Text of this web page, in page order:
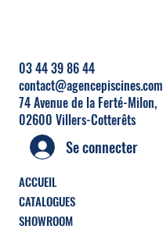
03 44 39 86 44
contact@agencepiscines.com
74 Avenue de la Ferté-Milon,
02600 Villers-Cotterêts
Se connecter
ACCUEIL
CATALOGUES
SHOWROOM